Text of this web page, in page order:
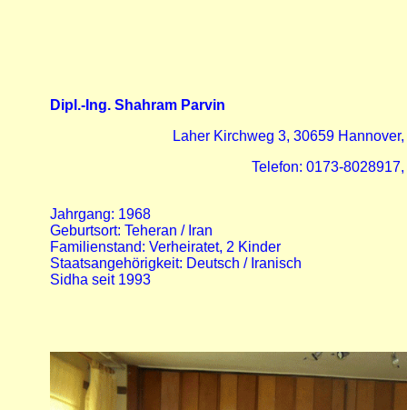
Dipl.-Ing. Shahram Parvin
Laher Kirchweg 3, 30659 Hannover,
Telefon: 0173-8028917,
Jahrgang: 1968
Geburtsort: Teheran / Iran
Familienstand: Verheiratet, 2 Kinder
Staatsangehörigkeit: Deutsch / Iranisch
Sidha seit 1993